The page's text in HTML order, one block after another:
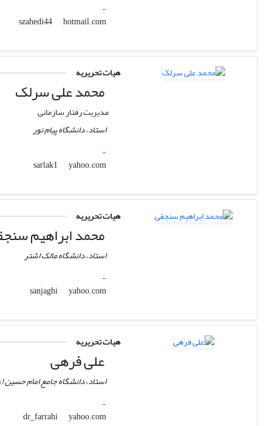
-
szahedi44
hotmail.com
هیات تحریریه
محمد علی سرلک
مدیریت رفتار سازمانی
استاد، دانشگاه پیام نور
-
sarlak1
yahoo.com
هیات تحریریه
محمد ابراهیم
استاد، دانشگاه مالک اشتر
-
sanjaghi
yahoo.com
هیات تحریریه
علی فرهی
استاد، دانشگاه جامع امام
-
dr_farrahi
yahoo.com